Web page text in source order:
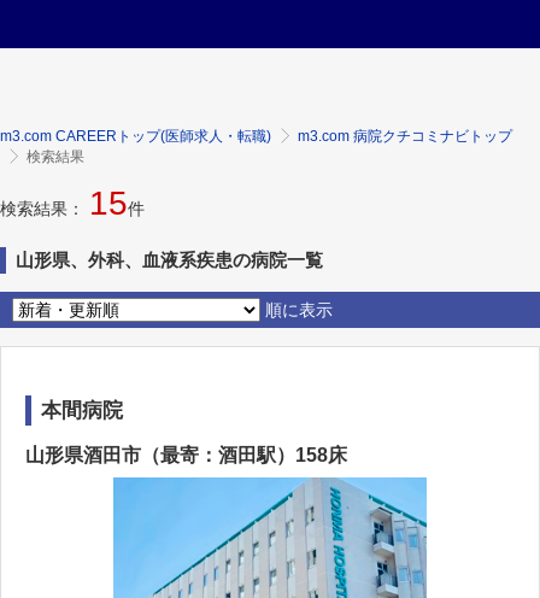
m3.com CAREERトップ(医師求人・転職)
m3.com 病院クチコミナビトップ
検索結果
検索結果： 15件
山形県、外科、血液系疾患の病院一覧
順に表示
本間病院
山形県酒田市（最寄：酒田駅）158床